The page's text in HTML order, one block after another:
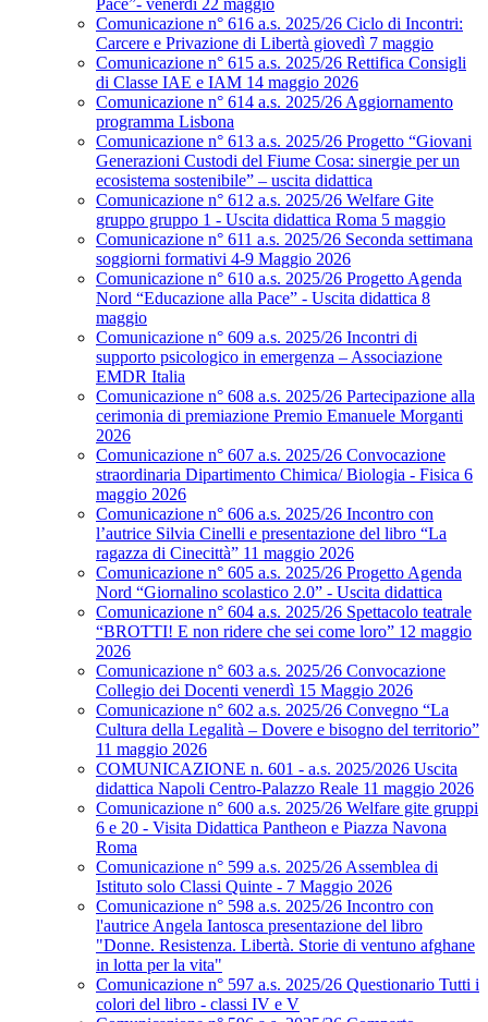
Pace”- venerdì 22 maggio
Comunicazione n° 616 a.s. 2025/26 Ciclo di Incontri:
Carcere e Privazione di Libertà giovedì 7 maggio
Comunicazione n° 615 a.s. 2025/26 Rettifica Consigli
di Classe IAE e IAM 14 maggio 2026
Comunicazione n° 614 a.s. 2025/26 Aggiornamento
programma Lisbona
Comunicazione n° 613 a.s. 2025/26 Progetto “Giovani
Generazioni Custodi del Fiume Cosa: sinergie per un
ecosistema sostenibile” – uscita didattica
Comunicazione n° 612 a.s. 2025/26 Welfare Gite
gruppo gruppo 1 - Uscita didattica Roma 5 maggio
Comunicazione n° 611 a.s. 2025/26 Seconda settimana
soggiorni formativi 4-9 Maggio 2026
Comunicazione n° 610 a.s. 2025/26 Progetto Agenda
Nord “Educazione alla Pace” - Uscita didattica 8
maggio
Comunicazione n° 609 a.s. 2025/26 Incontri di
supporto psicologico in emergenza – Associazione
EMDR Italia
Comunicazione n° 608 a.s. 2025/26 Partecipazione alla
cerimonia di premiazione Premio Emanuele Morganti
2026
Comunicazione n° 607 a.s. 2025/26 Convocazione
straordinaria Dipartimento Chimica/ Biologia - Fisica 6
maggio 2026
Comunicazione n° 606 a.s. 2025/26 Incontro con
l’autrice Silvia Cinelli e presentazione del libro “La
ragazza di Cinecittà” 11 maggio 2026
Comunicazione n° 605 a.s. 2025/26 Progetto Agenda
Nord “Giornalino scolastico 2.0” - Uscita didattica
Comunicazione n° 604 a.s. 2025/26 Spettacolo teatrale
“BROTTI! E non ridere che sei come loro” 12 maggio
2026
Comunicazione n° 603 a.s. 2025/26 Convocazione
Collegio dei Docenti venerdì 15 Maggio 2026
Comunicazione n° 602 a.s. 2025/26 Convegno “La
Cultura della Legalità – Dovere e bisogno del territorio”
11 maggio 2026
COMUNICAZIONE n. 601 - a.s. 2025/2026 Uscita
didattica Napoli Centro-Palazzo Reale 11 maggio 2026
Comunicazione n° 600 a.s. 2025/26 Welfare gite gruppi
6 e 20 - Visita Didattica Pantheon e Piazza Navona
Roma
Comunicazione n° 599 a.s. 2025/26 Assemblea di
Istituto solo Classi Quinte - 7 Maggio 2026
Comunicazione n° 598 a.s. 2025/26 Incontro con
l'autrice Angela Iantosca presentazione del libro
"Donne. Resistenza. Libertà. Storie di ventuno afghane
in lotta per la vita"
Comunicazione n° 597 a.s. 2025/26 Questionario Tutti i
colori del libro - classi IV e V